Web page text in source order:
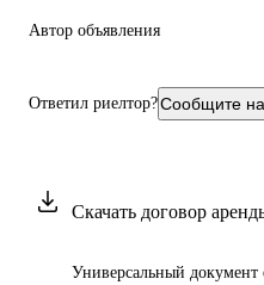
Автор объявления
Ответил риелтор?Сообщите
Скачать договор
Универсальный